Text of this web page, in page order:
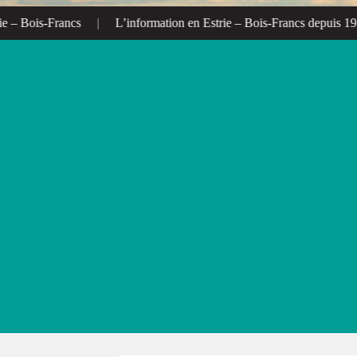
Francs | L’information en Estrie – Bois-Francs depuis 1972